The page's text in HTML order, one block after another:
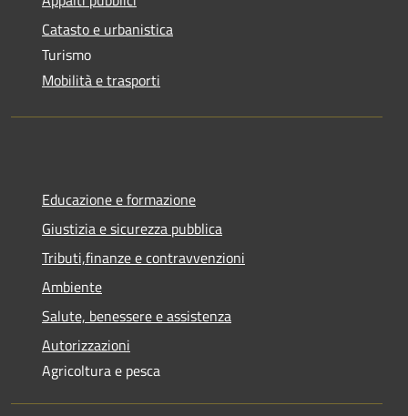
Catasto e urbanistica
Turismo
Mobilità e trasporti
Educazione e formazione
Giustizia e sicurezza pubblica
Tributi,finanze e contravvenzioni
Ambiente
Salute, benessere e assistenza
Autorizzazioni
Agricoltura e pesca